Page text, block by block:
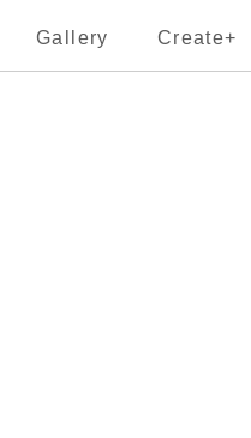
Gallery Create+